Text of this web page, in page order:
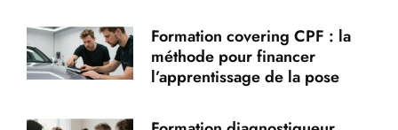
Formation covering CPF : la
méthode pour financer
l’apprentissage de la pose